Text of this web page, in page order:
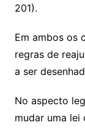
201).
Em ambos os
regras de
a ser
No aspecto
mudar uma lei